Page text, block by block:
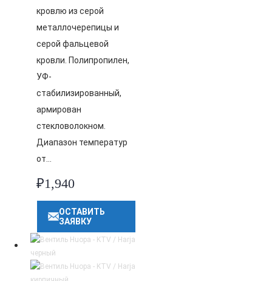
кровлю из серой
металлочерепицы и
серой фальцевой
кровли. Полипропилен,
УФ-
стабилизированный,
армирован
стекловолокном.
Диапазон температур
от…
₽1,940
ОСТАВИТЬ
ЗАЯВКУ